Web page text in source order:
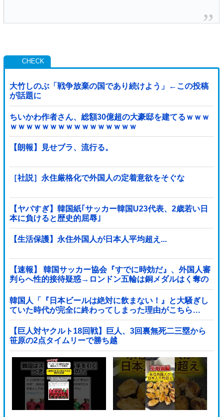
大竹しのぶ「戦争放棄の国であり続けよう」←この投稿
が話題に
ちいかわ作者さん、総額30億超の大豪邸を建てるｗｗｗ
ｗｗｗｗｗｗｗｗｗｗｗｗｗｗｗｗ
【朗報】見せブラ、流行る。
［社説］永住厳格化で外国人の定着意欲をそぐな
【ヤバすぎ】韓国紙｢サッカー韓国U23代表、2歳若い日
本に負けると歴史的屈辱｣
【生活保護】永住外国人が日本人平均超え...
【速報】 韓国サッカー協会『すでに時効だ』、外国人審
判らへ性的接待疑惑→ロンドン五輪は銅メダルはく奪の
可能性「審判の国籍は日本、UAE、イラン」
韓国人「『日本ビールは絶対に飲まない！』と大騒ぎし
ていた時代が完全に終わってしまった理由がこちら…
（ブルブル」＝韓国の反応
【巨人対ヤクルト18回戦】巨人、3回裏無死二三塁から
笹原の2点タイムリーで勝ち越
し！！！！！！！！！！！！！他